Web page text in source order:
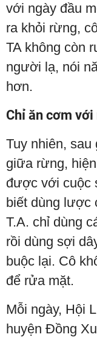
với ngày đầu
ra khỏi rừng,
TA không còn
người lạ, nói
hơn.
Chỉ ăn cơm với
Tuy nhiên, sau
giữa rừng,
được với cuộc
biết dùng lược
T.A. chỉ dùng
rồi dùng sợi
buộc lại. Cô
để rửa mặt.
Mỗi ngày, Hội
huyện Đồng